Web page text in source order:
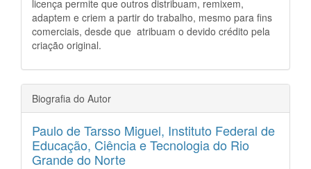
licença permite que outros distribuam, remixem,
adaptem e criem a partir do trabalho, mesmo para fins
comerciais, desde que atribuam o devido crédito pela
criação original.
Biografia do Autor
Paulo de Tarsso Miguel, Instituto Federal de
Educação, Ciência e Tecnologia do Rio
Grande do Norte